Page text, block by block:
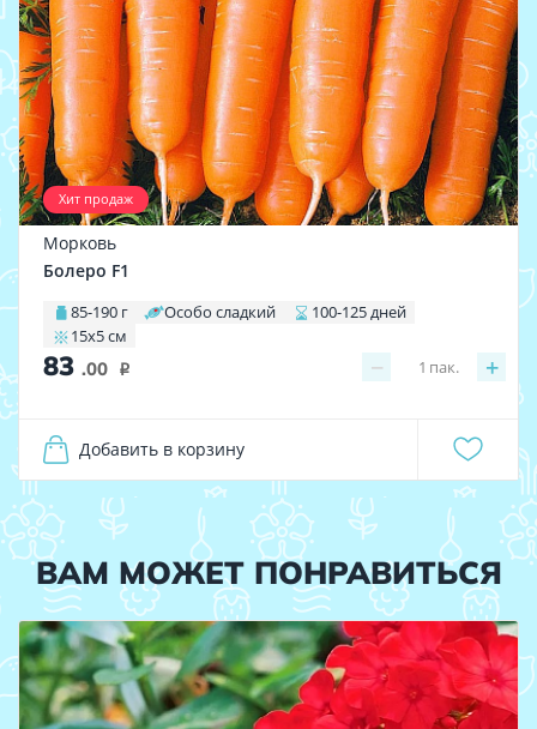
Хит продаж
Морковь
Болеро F1
85-190 г Особо сладкий
100-125 дней
15х5 см
83 .00 i − +
1 пак.
Добавить в корзину
ВАМ МОЖЕТ ПОНРАВИТЬСЯ